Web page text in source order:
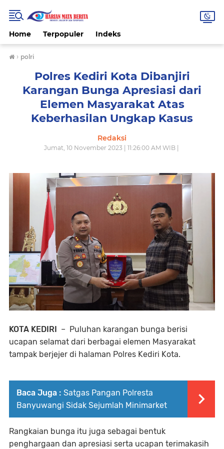
Home Terpopuler Indeks
› polri
Polres Kediri Kota Dibanjiri
Karangan Bunga Apresiasi dari
Elemen Masyarakat Atas
Keberhasilan Ungkap Kasus
Redaksi
Jumat, 10 November 2023 | 11:26:00 AM WIB |
KOTA KEDIRI – Puluhan karangan bunga berisi
ucapan selamat dari berbagai elemen Masyarakat
tampak berjejer di halaman Polres Kediri Kota.
Baca Juga : Satgas Pangan Polresta
Banyuwangi Sidak Sejumlah Minimarket
Rangkaian bunga itu juga sebagai bentuk
penghargaan dan apresiasi serta ucapan terimakasih